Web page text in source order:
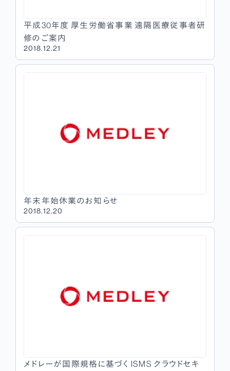
平成30年度 厚生労働省事業 遠隔医療従事者研
修のご案内
2018.12.21
年末年始休業のお知らせ
2018.12.20
メドレーが国際規格に基づく ISMS クラウドセキ